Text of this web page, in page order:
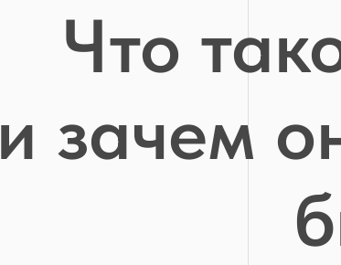
Что
и зачем